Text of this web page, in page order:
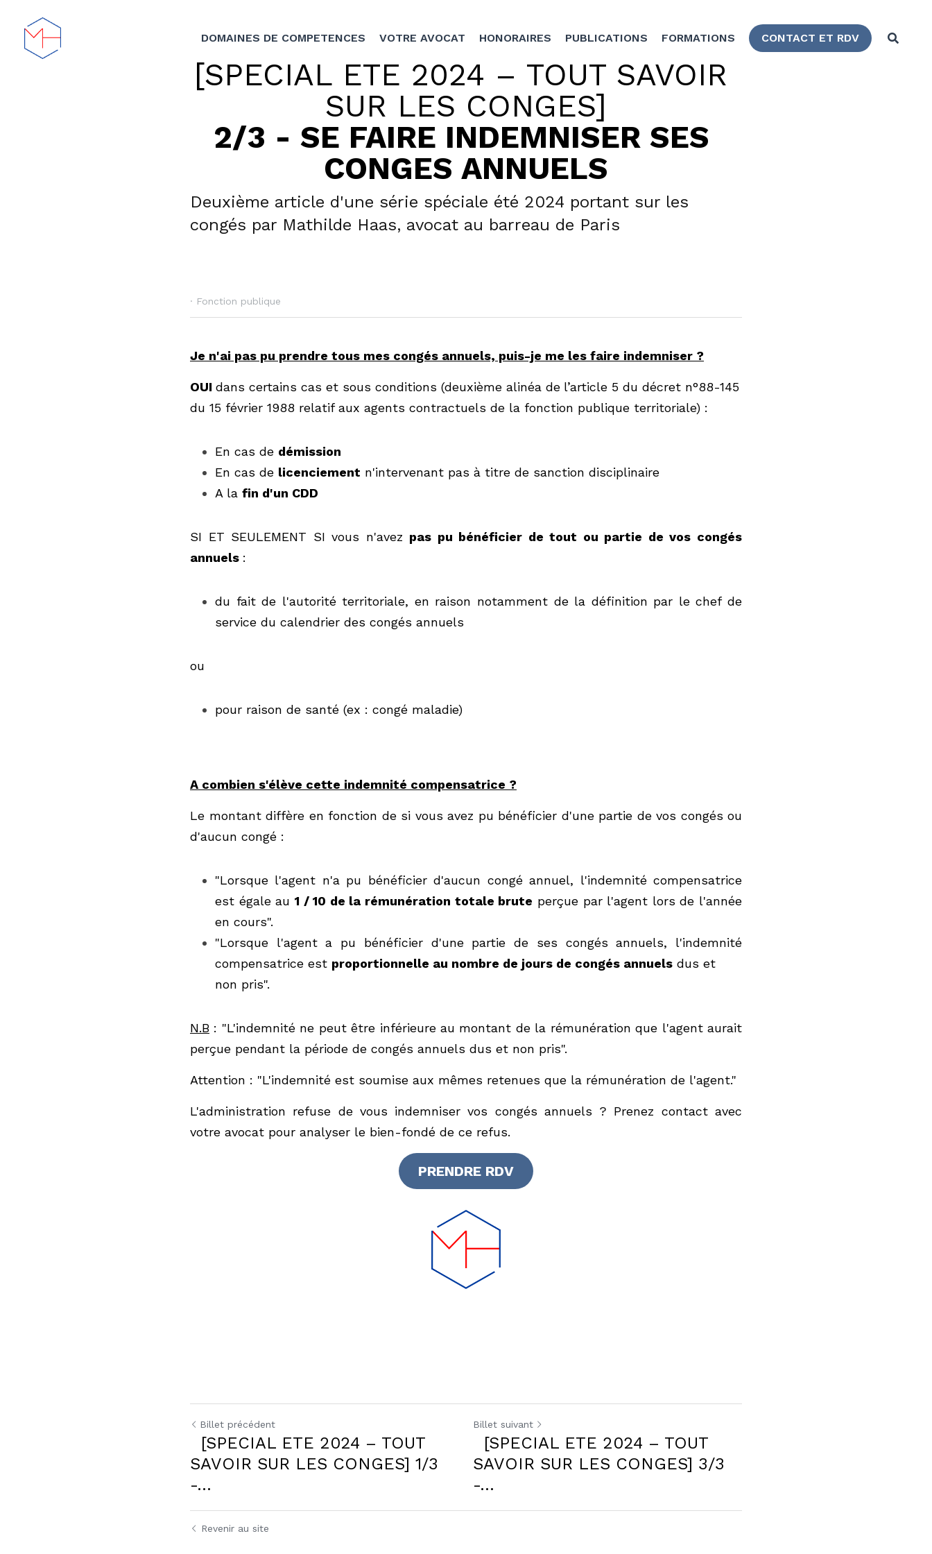
DOMAINES DE COMPETENCES VOTRE AVOCAT HONORAIRES PUBLICATIONS FORMATIONS CONTACT ET RDV
[SPECIAL ETE 2024 – TOUT SAVOIR
SUR LES CONGES]
2/3 - SE FAIRE INDEMNISER SES
CONGES ANNUELS
Deuxième article d'une série spéciale été 2024 portant sur les congés par
Mathilde Haas, avocat au barreau de Paris
25 avril 2024·Fonction publique
Je n'ai pas pu prendre tous mes congés annuels, puis-je me les faire indemniser ?
OUI dans certains cas et sous conditions (deuxième alinéa del’article 5 du décret n°88-145 du 15
février 1988 relatif aux agents contractuels de la fonction publique territoriale) :
En cas de démission
En cas de licenciement n'intervenant pas à titre de sanction disciplinaire
A la fin d'un CDD
SI ET SEULEMENT SI vous n'avez pas pu bénéficier de tout ou partie de vos congés annuels :
calendrier des congés annuels
Le montant diffère en fonction de si vous avez pu bénéficier d'une partie de vos congés ou d'aucun
congé :
10 de la rémunération totale brute perçue par l'agent lors de l'année en cours".
proportionnelle au nombre de jours de congés annuels
non pris".
: "L'indemnité ne peut être inférieure au montant de la rémunération que l'agent aurait perçue
Attention : "L'indemnité est soumise aux mêmes retenues que la rémunération de l'agent."
PRENDRE RDV
[SPECIAL ETE 2024 – TOUT
SAVOIR SUR LES CONGES] 1/3 -...
[SPECIAL ETE 2024 – TOUT
SAVOIR SUR LES CONGES] 3/3 -...
Revenir au site